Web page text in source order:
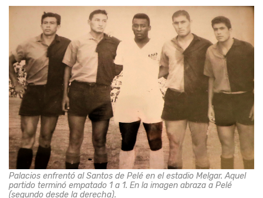
Palacios enfrentó al Santos de Pelé en el estadio Melgar. Aquel
partido terminó empatado 1 a 1. En la imagen abraza a Pelé
(segundo desde la derecha).